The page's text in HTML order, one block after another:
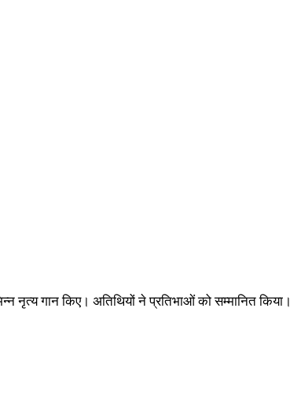
नृत्य गान किए। अतिथियों ने प्रतिभाओं को सम्मानित किया।